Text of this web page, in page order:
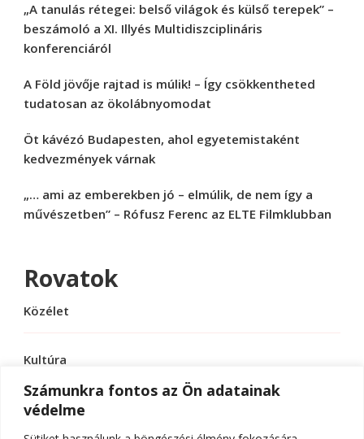
Számunkra fontos az Ön adatainak
védelme
„A tanulás rétegei: belső világok és külső terepek” –
beszámoló a XI. Illyés Multidiszciplináris
konferenciáról
A Föld jövője rajtad is múlik! – Így csökkentheted
tudatosan az ökolábnyomodat
Öt kávézó Budapesten, ahol egyetemistaként
kedvezmények várnak
„… ami az emberekben jó – elmúlik, de nem így a
művészetben” – Rófusz Ferenc az ELTE Filmklubban
Rovatok
Közélet
Kultúra
Sport